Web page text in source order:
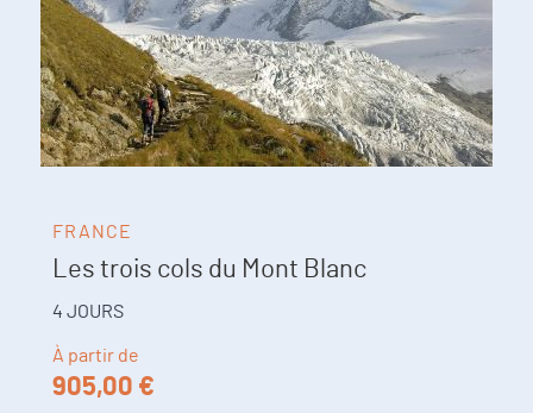
FRANCE
Les trois cols du Mont Blanc
4 JOURS
À partir de
905,00 €